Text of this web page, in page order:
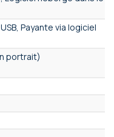
Payante via logiciel
portrait)